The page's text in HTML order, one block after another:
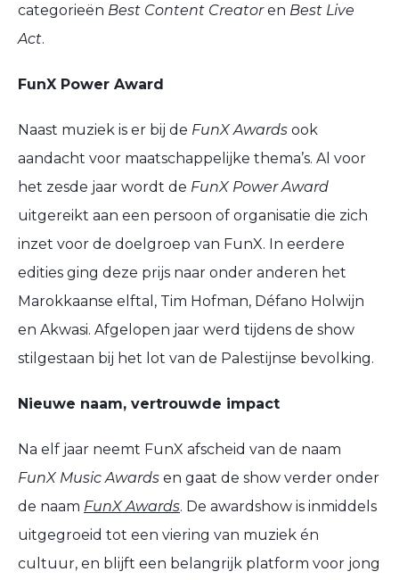
categorieën Best Content Creatoren Best Live
Act.
FunX Power Award
Naast muziek is er bij de FunX Awards ook
aandacht voor maatschappelijke thema’s. Al voor
het zesde jaar wordt de FunX Power Award
uitgereikt aan een persoon of organisatie die zich
inzet voor de doelgroep van FunX. In eerdere
edities ging deze prijs naar onder anderen het
Marokkaanse elftal, Tim Hofman, Défano Holwijn
en Akwasi. Afgelopen jaar werd tijdens de show
stilgestaan bij het lot van de Palestijnse bevolking.
Nieuwe naam, vertrouwde impact
Na elf jaar neemt FunX afscheid van de naam
FunX Music Awards en gaat de show verder onder
de naam FunX Awards. De awardshow is inmiddels
uitgegroeid tot een viering van muziek én
cultuur, en blijft een belangrijk platform voor jong